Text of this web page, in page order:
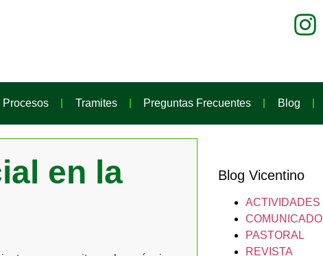
Procesos Tramites Preguntas Frecuentes Blog
en la
Blog Vicentino
ACTIVIDADES
COMUNICADO
PASTORAL
REVISTA